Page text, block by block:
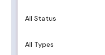
All Status
All Types